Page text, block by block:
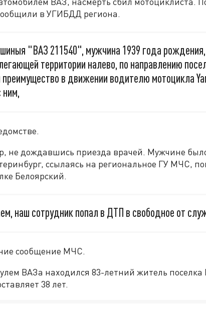
в УГИБДД региона.
"ВАЗ 211540", мужчина 1939 года
территории налево, по направлению
в движении водителю мотоцикла
ним,
не дождавшись приезда врачей. Мужчине
ссылаясь на региональное ГУ МЧС,
Белоярский.
наш сотрудник попал в ДТП в свободное от
сообщение МЧС.
ВАЗа находился 83-летний житель
38 лет.